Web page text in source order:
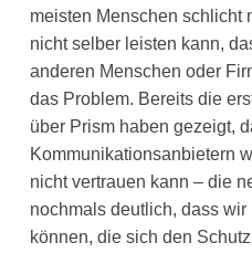
meisten Menschen schlicht
nicht selber leisten kann,
anderen Menschen oder
das Problem. Bereits die
über Prism haben gezeigt,
Kommunikationsanbietern
nicht vertrauen kann – die
nochmals deutlich, dass
können, die sich den